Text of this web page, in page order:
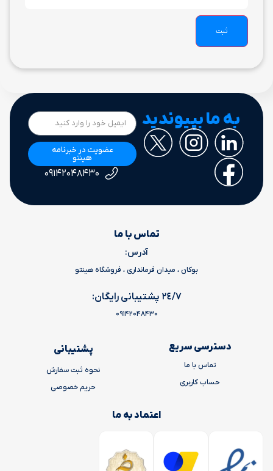
به ما بپیوندید
عضویت در خبرنامه
هینتو
۰۹۱۴۲۰۴۸۴۳۰
تماس با ما
آدرس:
بوکان ، میدان فرمانداری ، فروشگاه هینتو
٢٤/٧ پشتیبانی رایگان:
09142048430
دسترسی سریع
تماس با ما
حساب کاربری
پشتیبانی
نحوه ثبت سفارش
حریم خصوصی
اعتماد به ما